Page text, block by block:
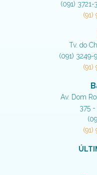
(091) 3721-
(91)
Tv. do
(091) 3249-
(91)
Av. Dom
375
(91)